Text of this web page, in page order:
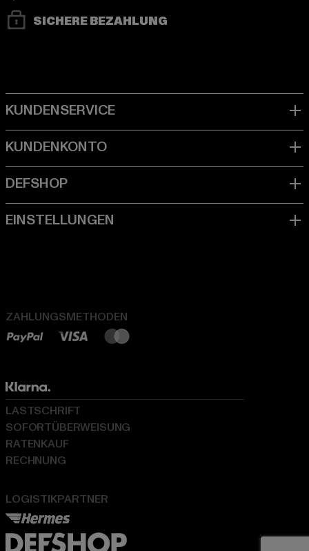
SICHERE BEZAHLUNG
ZAHLUNGSMETHODEN
LOGISTIKPARTNER
LASTSCHRIFT
SOFORTÜBERWEISUNG
RATENKAUF
RECHNUNG